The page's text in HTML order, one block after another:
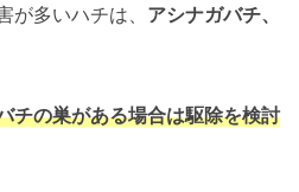
が多いハチは、 アシナガバチ、
チの巣がある場合は駆除を検討